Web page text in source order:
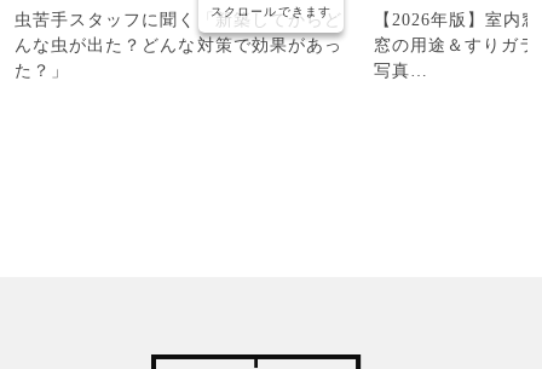
虫苦手スタッフに聞く「新築してからど
んな虫が出た？どんな対策で効果があっ
た？」
【2026年版】室内
窓の用途＆すりガ
写真…
スクロールできます